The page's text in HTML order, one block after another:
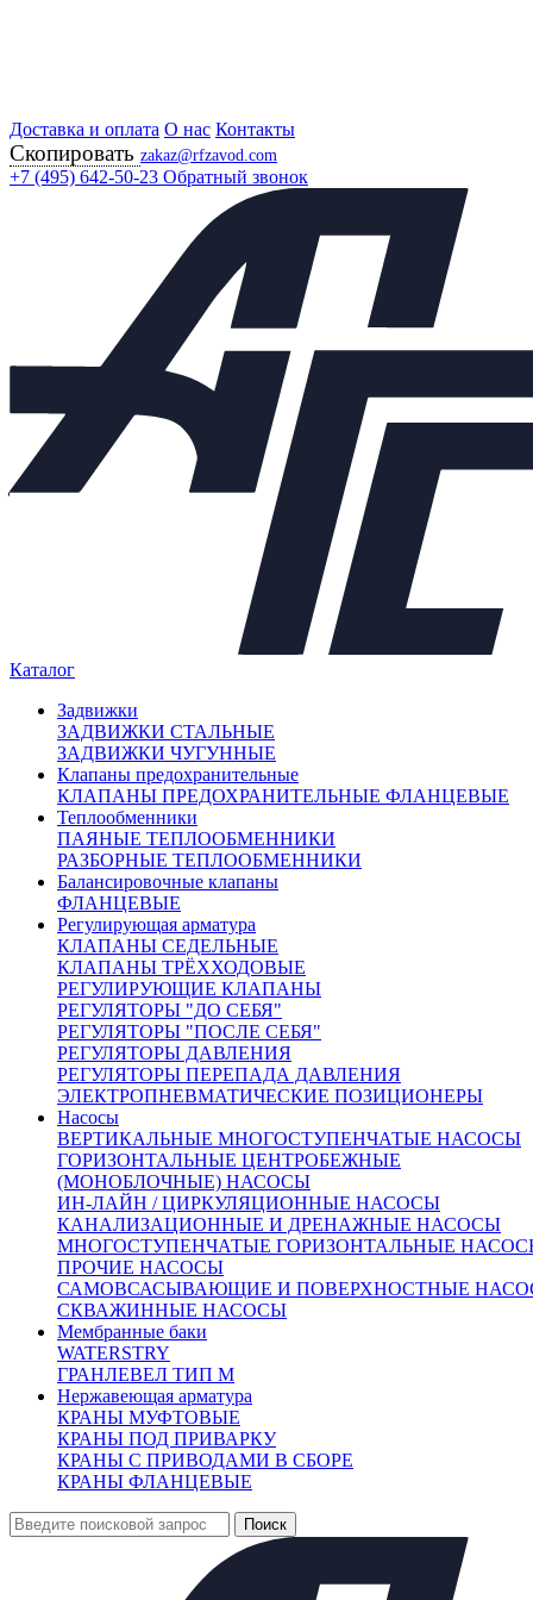
Доставка и оплата О нас Контакты
Скопировать zakaz@rfzavod.com
+7 (495) 642-50-23 Обратный звонок
Каталог
Задвижки
ЗАДВИЖКИ СТАЛЬНЫЕ
ЗАДВИЖКИ ЧУГУННЫЕ
Клапаны предохранительные
КЛАПАНЫ ПРЕДОХРАНИТЕЛЬНЫЕ ФЛАНЦЕВЫЕ
Теплообменники
ПАЯНЫЕ ТЕПЛООБМЕННИКИ
РАЗБОРНЫЕ ТЕПЛООБМЕННИКИ
Балансировочные клапаны
ФЛАНЦЕВЫЕ
Регулирующая арматура
КЛАПАНЫ СЕДЕЛЬНЫЕ
КЛАПАНЫ ТРЁХХОДОВЫЕ
РЕГУЛИРУЮЩИЕ КЛАПАНЫ
РЕГУЛЯТОРЫ "ДО СЕБЯ"
РЕГУЛЯТОРЫ "ПОСЛЕ СЕБЯ"
РЕГУЛЯТОРЫ ДАВЛЕНИЯ
РЕГУЛЯТОРЫ ПЕРЕПАДА ДАВЛЕНИЯ
ЭЛЕКТРОПНЕВМАТИЧЕСКИЕ ПОЗИЦИОНЕРЫ
Насосы
ВЕРТИКАЛЬНЫЕ МНОГОСТУПЕНЧАТЫЕ НАСОСЫ
ГОРИЗОНТАЛЬНЫЕ ЦЕНТРОБЕЖНЫЕ
(МОНОБЛОЧНЫЕ) НАСОСЫ
ИН-ЛАЙН / ЦИРКУЛЯЦИОННЫЕ НАСОСЫ
КАНАЛИЗАЦИОННЫЕ И ДРЕНАЖНЫЕ НАСОСЫ
МНОГОСТУПЕНЧАТЫЕ ГОРИЗОНТАЛЬНЫЕ
ПРОЧИЕ НАСОСЫ
САМОВСАСЫВАЮЩИЕ И ПОВЕРХНОСТНЫЕ
СКВАЖИННЫЕ НАСОСЫ
Мембранные баки
WATERSTRY
ГРАНЛЕВЕЛ ТИП М
Нержавеющая арматура
КРАНЫ МУФТОВЫЕ
КРАНЫ ПОД ПРИВАРКУ
КРАНЫ С ПРИВОДАМИ В СБОРЕ
КРАНЫ ФЛАНЦЕВЫЕ
Главная
Продукция
Регулирующая арматура
Регулирующие клапаны
РК 25Ч945НЖ С BELIMO 150 ГР РОССИЯ
РК 25Ч945НЖ С BELIMO
150 ГР РОССИЯ
Цена
До
15 (1
25 (1)
32 (1)
40 (1)
50 (1)
Давление
16 (6)
Температура
150 (6)
Корпус
чугун (6)
Страна
Россия (6)
Строительная длина
130 (1)
150 (1)
160 (1)
180 (1)
200 (1)
230 (1)
Производитель
ЭНЕРГОТЕХНОМАШ (6)
Каталог продукции
Задвижки
Клапаны предохранительные
Теплообменники
Балансировочные клапаны
Регулирующая арматура
Клапаны седельные
Клапаны трёхходовые
Регулирующие клапаны
Регуляторы "до себя"